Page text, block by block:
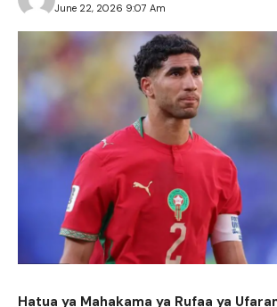
June 22, 2026 9:07 Am
Hatua ya Mahakama ya Rufaa ya